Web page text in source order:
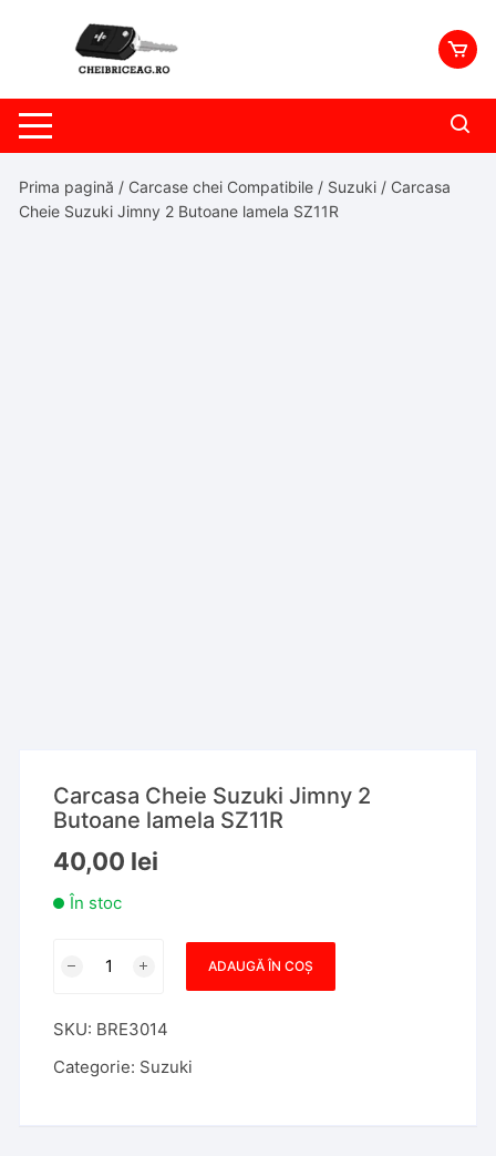
Prima pagină / Carcase chei Compatibile / Suzuki / Carcasa
Cheie Suzuki Jimny 2 Butoane lamela SZ11R
Carcasa Cheie Suzuki Jimny 2
Butoane lamela SZ11R
40,00 lei
În stoc
Carcasa
Suzuki
Jimny
ADAUGĂ ÎN COȘ
SKU: BRE3014
Categorie: Suzuki